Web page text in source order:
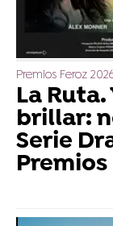
Premios Feroz
La
brillar:
Serie
Premios